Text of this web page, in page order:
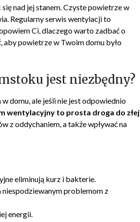
nad jej stanem. Czyste powietrze w
Regularny serwis wentylacji to
Ci, dlaczego warto zadbać o
aby powietrze w Twoim domu było
jest niezbędny?
domu, ale jeśli nie jest odpowiednio
wentylacyjny to prosta droga do złej
z oddychaniem, a także wpływać na
eliminują kurz i bakterie.
niespodziewanym problemom z
energii.